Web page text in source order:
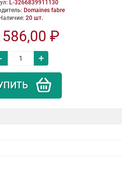
L-3266839911130
Domaines fabre
Наличие: 20 шт.
586,00 ₽
+